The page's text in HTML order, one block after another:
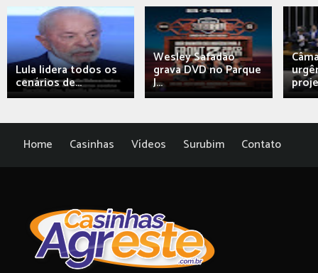
Lula lidera todos os
cenários de...
Wesley Safadão
grava DVD no Parque
J...
Home Casinhas Vídeos Surubim Contato